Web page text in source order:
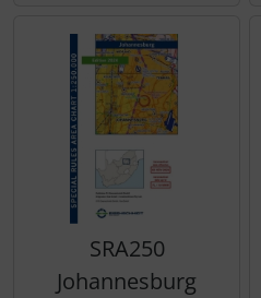
SRA250
Johannesburg
Sonstiges